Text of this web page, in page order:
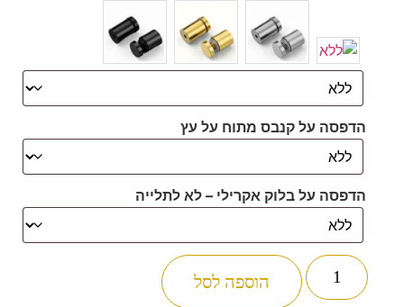
הדפסה על קנבס מתוח על עץ
הדפסה על בלוק אקרילי – לא לתלייה
הוספה לסל